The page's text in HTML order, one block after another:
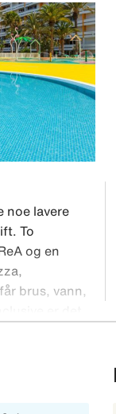
noe lavere
To
og en
brus, vann,